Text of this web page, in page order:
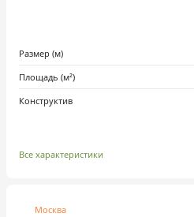
Размер (м)
Площадь (м²)
Конструктив
Все характеристики
Москва